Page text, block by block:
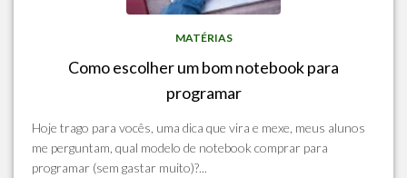
MATÉRIAS
Como escolher um bom notebook para
programar
Hoje trago para vocês, uma dica que vira e mexe, meus alunos
me perguntam, qual modelo de notebook comprar para
programar (sem gastar muito)?...